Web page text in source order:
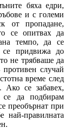
бяха едри,
и с големи
от пропадане,
се опитвах да
темпо, да се
придвижа до
не трябваше да
случай
време след
Ако се забавех,
се да подбирам
преобърнат при
най-правилната